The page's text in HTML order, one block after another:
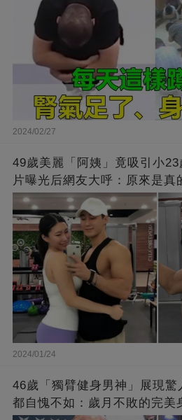
2024/02/27
49歲美麗「阿姨」竟吸引小
片曝光后網友大呼：原來是真
2024/01/24
46歲「獨臂健身男神」展現驚
都自愧不如：歲月不敗的完美